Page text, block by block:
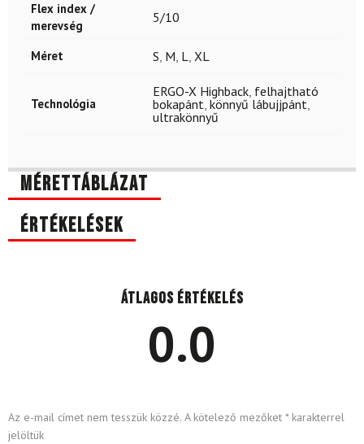
Flex index /
merevség
5/10
Méret S, M, L, XL
Technológia
ERGO-X Highback, felhajtható
bokapánt, könnyű lábujjpánt,
ultrakönnyű
Mérettáblázat
Értékelések
Átlagos értékelés
0.0
Az e-mail címet nem tesszük közzé. A kötelező mezőket *karakterrel
jelöltük